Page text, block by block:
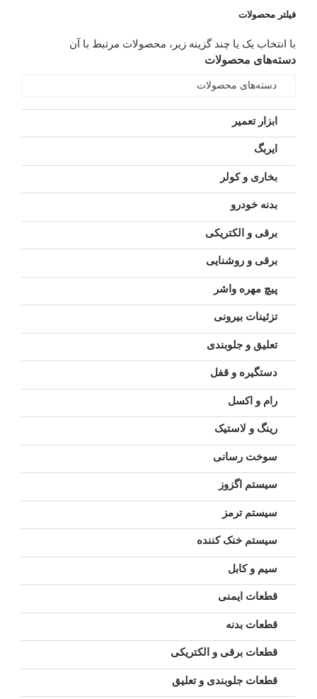
فیلتر محصولات
با انتخاب یک یا چند گزینه زیر، محصولات مرتبط با آن
دسته‌های محصولات
دسته‌های محصولات
ابزار تعمیر
ایربگ
بخاری و کولر
بدنه خودرو
برقی و الکتریکی
برقی و روشنایی
پیچ مهره واشر
تزئینات بیرونی
تعلیق و جلوبندی
دستگیره و قفل
رام و اکسل
رینگ و لاستیک
سوخت رسانی
سیستم اگزوز
سیستم ترمز
سیستم خنک کننده
سیم و کابل
قطعات ایمنی
قطعات بدنه
قطعات برقی و الکتریکی
قطعات جلوبندی و تعلیق